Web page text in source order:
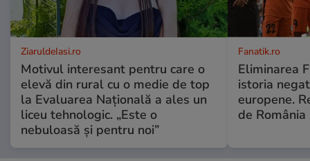
ZiaruldeIasi.ro
Motivul interesant pentru care o
elevă din rural cu o medie de top
la Evaluarea Națională a ales un
liceu tehnologic. „Este o
nebuloasă și pentru noi”
Fanatik.ro
Eliminarea
istoria
europene.
de România